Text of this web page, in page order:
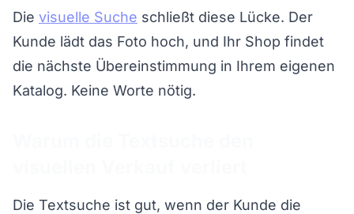
Die visuelle Suche schließt diese Lücke. Der
Kunde lädt das Foto hoch, und Ihr Shop findet
die nächste Übereinstimmung in Ihrem eigenen
Katalog. Keine Worte nötig.
Die Textsuche ist gut, wenn der Kunde die